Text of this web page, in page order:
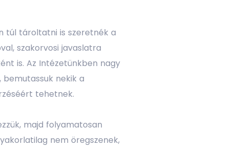
túl tároltatni is szeretnék a
szakorvosi javaslatra
is. Az Intézetünkben nagy
nekik a
tehetnek.
majd folyamatosan
nem öregszenek,